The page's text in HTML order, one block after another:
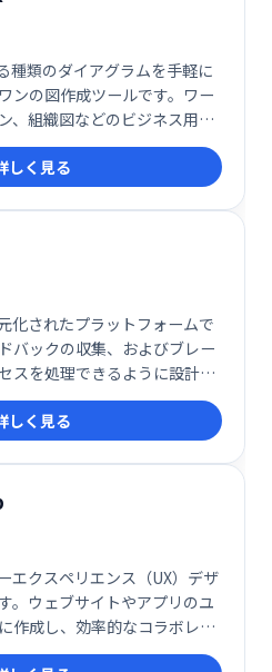
種類のダイアグラムを手軽に
ンの図作成ツールです。ワー
、組織図などのビジネス用途
ヤーまで幅広く対応し、プロ
に優れた図表を簡単にデザイ
しく見る
化されたプラットフォームで
バックの収集、およびブレー
スを処理できるように設計さ
ムコラボレーションソフトウ
しく見る
エクスペリエンス（UX）デザ
。ウェブサイトやアプリのユ
作成し、効率的なコラボレー